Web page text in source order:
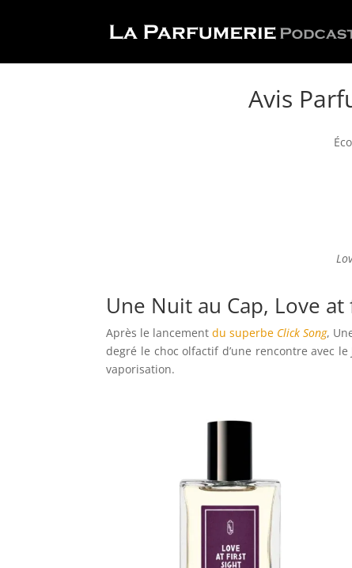
Avis
Une Nuit au Cap, Love
Après le lancementdu superbe Click Song,
degré le choc olfactif d’une rencontre avec le
vaporisation.